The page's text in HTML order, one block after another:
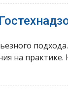
на